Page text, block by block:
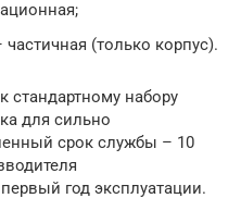
(только корпус).
стандартному набору
для сильно
срок службы – 10
год эксплуатации.